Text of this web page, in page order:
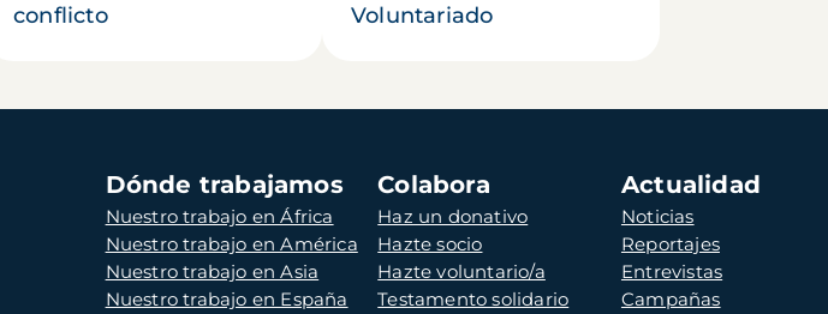
conflicto
Voluntariado
Dónde trabajamos
Nuestro trabajo en África
Nuestro trabajo en América
Nuestro trabajo en Asia
Nuestro trabajo en España
Colabora
Haz un donativo
Hazte socio
Hazte voluntario/a
Testamento solidario
Actualidad
Noticias
Reportajes
Entrevistas
Campañas